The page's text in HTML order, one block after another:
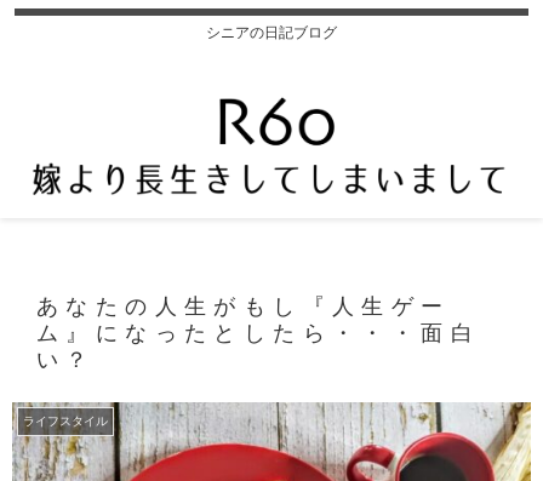
シニアの日記ブログ
あなたの人生がもし『人生ゲー
ム』になったとしたら・・・面白
い？
ライフスタイル